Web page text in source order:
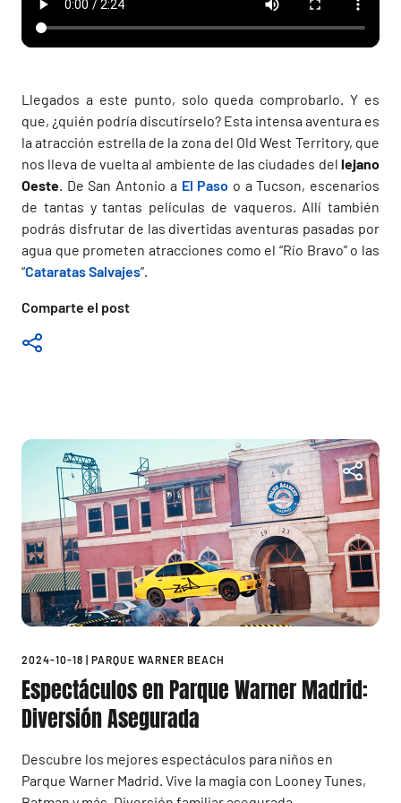
Comparte el post
Llegados a este punto, solo queda comprobarlo. Y es
que, ¿quién podría discutírselo? Esta intensa aventura es
la atracción estrella de la zona del Old West Territory, que
nos lleva de vuelta al ambiente de las ciudades del lejano
Oeste . De San Antonio a El Paso o a Tucson, escenarios
de tantas y tantas películas de vaqueros. Allí también
podrás disfrutar de las divertidas aventuras pasadas por
agua que prometen atracciones como el “Río Bravo” o las
“Cataratas Salvajes”.
2024-10-18 | PARQUE WARNER BEACH
Espectáculos en Parque Warner Madrid:
Diversión Asegurada
Descubre los mejores espectáculos para niños en
Parque Warner Madrid. Vive la magia con Looney Tunes,